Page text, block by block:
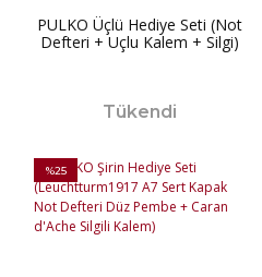
PULKO Üçlü Hediye Seti (Not
Defteri + Uçlu Kalem + Silgi)
Tükendi
%25